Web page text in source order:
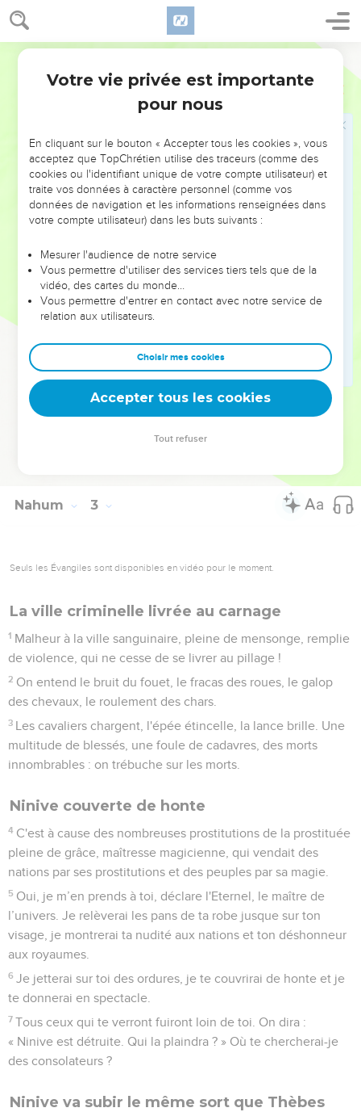
Nahum 2
C’est décidé : elle est mise à nu, elle est emmenée ; ses
servantes gémissent comme des colombes et se frappent la
poitrine.
Ninive était auparavant comme un réservoir plein d'eau, et
les voilà qui fuient ! Arrêtez ! Arrêtez ! Mais aucun ne se
Pillez l'argent ! Pillez l'or ! Il y a des trésors sans fin, des
richesses en objets précieux de toute sorte.
On pille, on dévaste, on détruit ! Le courage fond, les
genoux flageolent, tous les reins souffrent, tous les visages
pâlissent.
Ninive est comme un lion vaincu
Qu'est devenu ce repaire de lions, ce pâturage des
lionceaux où se retiraient le lion, la lionne, le petit du lion,
sans que personne ne les inquiète ?
Le lion déchirait pour ses petits, étranglait pour ses
lionnes ; il remplissait de proies ses tanières, de dépouilles
ses repaires.
Je m’en prends à toi, déclare l'Eternel, le maître de
l’univers. Je réduirai tes chars en cendres, l'épée dévorera
Nahum 3
Seuls les Évangiles sont disponibles en vidéo pour le moment.
La ville criminelle livrée au carnage
1 Malheur à la ville sanguinaire, pleine de mensonge, remplie
de violence, qui ne cesse de se livrer au pillage !
2 On entend le bruit du fouet, le fracas des roues, le galop
des chevaux, le roulement des chars.
3 Les cavaliers chargent, l'épée étincelle, la lance brille. Une
multitude de blessés, une foule de cadavres, des morts
innombrables : on trébuche sur les morts.
Ninive couverte de honte
4 C'est à cause des nombreuses prostitutions de la prostituée
pleine de grâce, maîtresse magicienne, qui vendait des
nations par ses prostitutions et des peuples par sa magie.
5 Oui, je m’en prends à toi, déclare l'Eternel, le maître de
l’univers. Je relèverai les pans de ta robe jusque sur ton
visage, je montrerai ta nudité aux nations et ton déshonneur
aux royaumes.
6 Je jetterai sur toi des ordures, je te couvrirai de honte et je
te donnerai en spectacle.
7 Tous ceux qui te verront fuiront loin de toi. On dira :
« Ninive est détruite. Qui la plaindra ? » Où te chercherai-je
des consolateurs ?
Ninive va subir le même sort que Thèbes
Votre vie privée est importante
pour nous
En cliquant sur le bouton « Accepter tous les cookies », vous
acceptez que TopChrétien utilise des traceurs (comme des
cookies ou l'identifiant unique de votre compte utilisateur) et
traite vos données à caractère personnel (comme vos
données de navigation et les informations renseignées dans
votre compte utilisateur) dans les buts suivants :
Mesurer l'audience de notre service
Vous permettre d'utiliser des services tiers tels que de la
vidéo, des cartes du monde…
Vous permettre d'entrer en contact avec notre service de
relation aux utilisateurs.
Choisir mes cookies
Accepter tous les cookies
Tout refuser